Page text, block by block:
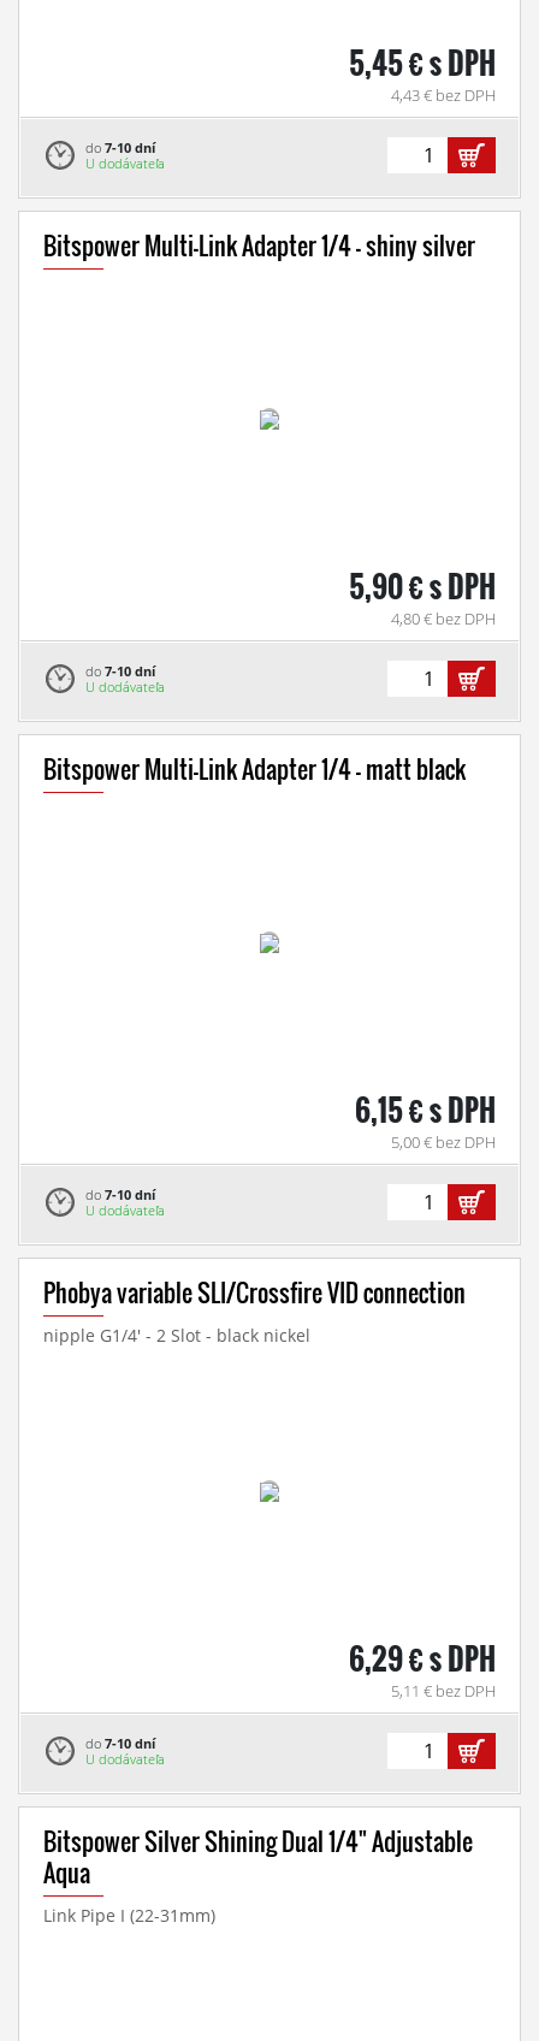
5,45 € s DPH
4,43 € bez DPH
do 7-10 dní
U dodávateľa
Bitspower Multi-Link Adapter 1/4 - shiny silver
5,90 € s DPH
4,80 € bez DPH
do 7-10 dní
U dodávateľa
Bitspower Multi-Link Adapter 1/4 - matt black
6,15 € s DPH
5,00 € bez DPH
do 7-10 dní
U dodávateľa
Phobya variable SLI/Crossfire VID connection
nipple G1/4' - 2 Slot - black nickel
6,29 € s DPH
5,11 € bez DPH
do 7-10 dní
U dodávateľa
Bitspower Silver Shining Dual 1/4" Adjustable
Aqua
Link Pipe I (22-31mm)